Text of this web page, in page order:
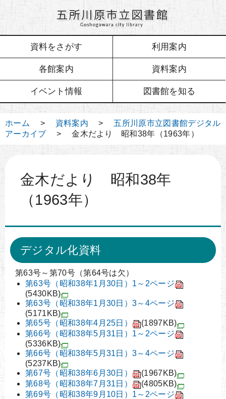
資料をさがす 利用案内
各館案内 資料案内
イベント情報 図書館を知る
ホーム > 資料案内 > 五所川原市立図書館デジタル
アーカイブ > 金木だより 昭和38年（1963年）
金木だより 昭和38年
（1963年）
デジタル化資料
第63号～第70号（第64号は欠）
第63号（昭和38年1月30日）1～2ページ
(5430KB)
第63号（昭和38年1月30日）3～4ページ
(5171KB)
第65号（昭和38年4月25日）
(1897KB)
第66号（昭和38年5月31日）1～2ページ
(5336KB)
第66号（昭和38年5月31日）3～4ページ
(5237KB)
第67号（昭和38年6月30日）
(1967KB)
第68号（昭和38年7月31日）
(4805KB)
第69号（昭和38年9月10日）1～2ページ